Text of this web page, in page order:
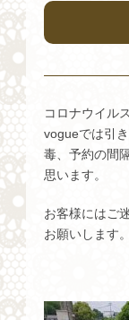
コロナウイル
vogueでは引
毒、予約の間
思います。
お客様にはご
お願いします。